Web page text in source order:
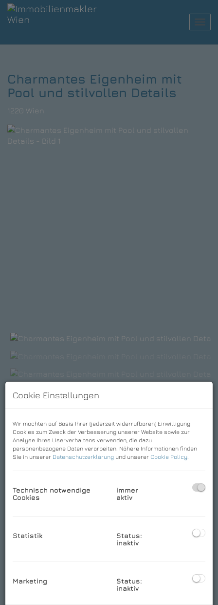
Charmantes Eigenheim mit
Pool und stilvollen Details
1220 Wien
Basisdaten zur Immobilie
Cookie Einstellungen
Wir möchten auf Basis Ihrer (jederzeit widerrufbaren) Einwilligung
Cookies zum Zweck der Verbesserung unserer Website sowie zur
Analyse Ihres Userverhaltens verwenden, die dazu
personenbezogene Daten verarbeiten. Nähere Informationen finden
Sie in unserer Datenschutzerklärung und unserer Cookie Policy
Technisch notwendige
Cookies
immer
aktiv
Statistik
Status:
inaktiv
Marketing
Status:
inaktiv